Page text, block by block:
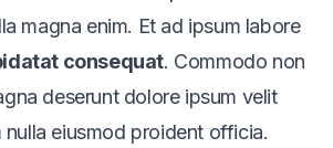
magna enim. Et ad ipsum labore
consequat. Commodo non
deserunt dolore ipsum velit
nulla eiusmod proident officia.